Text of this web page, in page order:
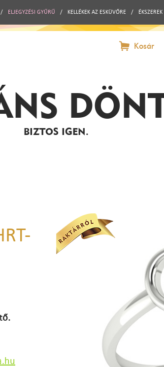
/ ELJEGYZÉSI GYŰRŰ / KELLÉKEK AZ ESKÜVŐRE / ÉKSZEREK
Kosár
BIZTOS IGEN.